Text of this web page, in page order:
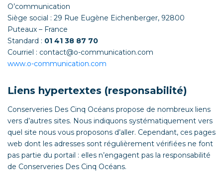
O’communication
Siège social : 29 Rue Eugène Eichenberger, 92800
Puteaux – France
Standard : 01 41 38 87 70
Courriel : contact@o-communication.com
www.o-communication.com
Liens hypertextes (responsabilité)
Conserveries Des Cinq Océans propose de nombreux liens
vers d’autres sites. Nous indiquons systématiquement vers
quel site nous vous proposons d’aller. Cependant, ces pages
web dont les adresses sont régulièrement vérifiées ne font
pas partie du portail : elles n’engagent pas la responsabilité
de Conserveries Des Cinq Océans.